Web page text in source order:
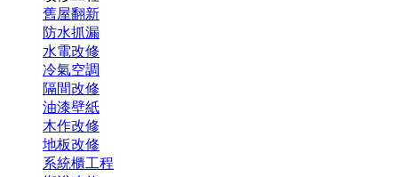
舊屋翻新
防水抓漏
水電改修
冷氣空調
隔間改修
油漆壁紙
木作改修
地板改修
系統櫃工程